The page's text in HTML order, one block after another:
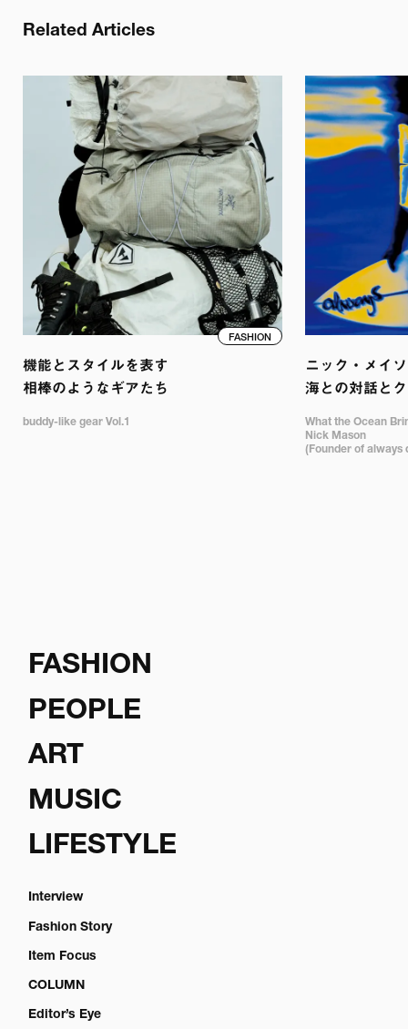
Related Articles
FASHION
機能とスタイルを表す
相棒のようなギアたち
buddy-like gear Vol.1
ニック・メイ
海との対話と
What the Ocean
Nick Mason
(Founder of always
FASHION
PEOPLE
ART
MUSIC
LIFESTYLE
Interview
Fashion Story
Item Focus
COLUMN
Editor’s Eye